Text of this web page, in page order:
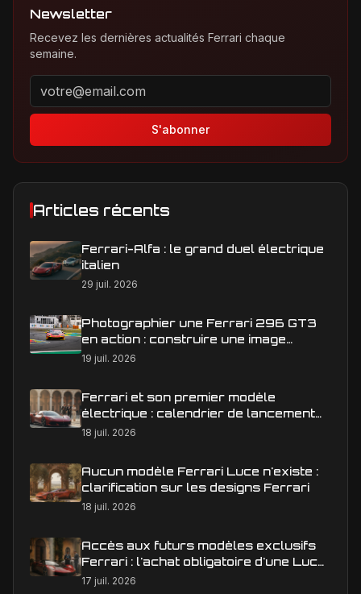
Newsletter
Recevez les dernières actualités Ferrari chaque
semaine.
Adresse email pour la newsletter
S'abonner
Articles récents
Ferrari-Alfa : le grand duel électrique
italien
29 juil. 2026
Photographier une Ferrari 296 GT3
en action : construire une image
éditoriale qui raconte la course
19 juil. 2026
Ferrari et son premier modèle
électrique : calendrier de lancement
en Europe
18 juil. 2026
Aucun modèle Ferrari Luce n'existe :
clarification sur les designs Ferrari
18 juil. 2026
Accès aux futurs modèles exclusifs
Ferrari : l'achat obligatoire d'une Luce
est-il une réalité ?
17 juil. 2026